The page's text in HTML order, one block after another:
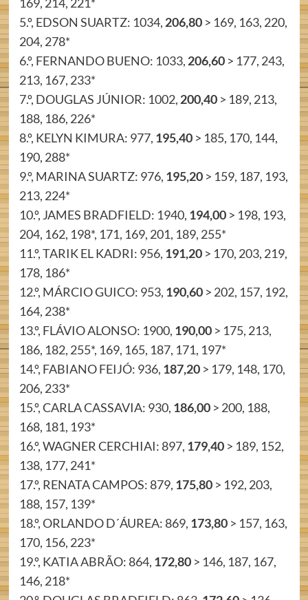
5.º, EDSON SUARTZ: 1034, 206,80> 169, 163, 220,
204, 278*
6.º, FERNANDO BUENO: 1033, 206,60> 177, 243,
213, 167, 233*
7.º, DOUGLAS JÚNIOR: 1002, 200,40> 189, 213,
188, 186, 226*
8.º, KELYN KIMURA: 977, 195,40> 185, 170, 144,
190, 288*
9.º, MARINA SUARTZ: 976, 195,20> 159, 187, 193,
213, 224*
10.º, JAMES BRADFIELD: 1940, 194,00> 198, 193,
204, 162, 198*, 171, 169, 201, 189, 255*
11.º, TARIK EL KADRI: 956, 191,20> 170, 203, 219,
178, 186*
12.º, MÁRCIO GUICO: 953, 190,60> 202, 157, 192,
164, 238*
13.º, FLÁVIO ALONSO: 1900, 190,00> 175, 213,
186, 182, 255*, 169, 165, 187, 171, 197*
14.º, FABIANO FEIJÓ: 936, 187,20> 179, 148, 170,
206, 233*
15.º, CARLA CASSAVIA: 930, 186,00> 200, 188,
168, 181, 193*
16.º, WAGNER CERCHIAI: 897, 179,40> 189, 152,
138, 177, 241*
17.º, RENATA CAMPOS: 879, 175,80> 192, 203,
188, 157, 139*
18.º, ORLANDO D´ÁUREA: 869, 173,80> 157, 163,
170, 156, 223*
19.º, KATIA ABRÃO: 864, 172,80> 146, 187, 167,
146, 218*